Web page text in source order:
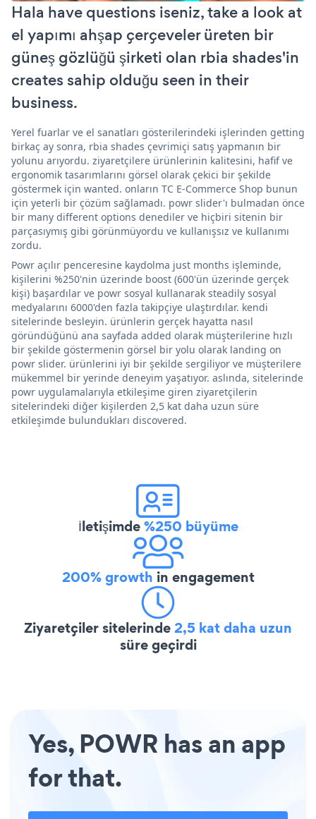
Hala have questions iseniz, take a look at
el yapımı ahşap çerçeveler üreten bir
güneş gözlüğü şirketi olan rbia shades'in
creates sahip olduğu seen in their
business.
Yerel fuarlar ve el sanatları gösterilerindeki işlerinden getting
birkaç ay sonra, rbia shades çevrimiçi satış yapmanın bir
yolunu arıyordu. ziyaretçilere ürünlerinin kalitesini, hafif ve
ergonomik tasarımlarını görsel olarak çekici bir şekilde
göstermek için wanted. onların TC E-Commerce Shop bunun
için yeterli bir çözüm sağlamadı. powr slider'ı bulmadan önce
bir many different options denediler ve hiçbiri sitenin bir
parçasıymış gibi görünmüyordu ve kullanışsız ve kullanımı
zordu.
Powr açılır penceresine kaydolma just months işleminde,
kişilerini %250'nin üzerinde boost (600'ün üzerinde gerçek
kişi) başardılar ve powr sosyal kullanarak steadily sosyal
medyalarını 6000'den fazla takipçiye ulaştırdılar. kendi
sitelerinde besleyin. ürünlerin gerçek hayatta nasıl
göründüğünü ana sayfada added olarak müşterilerine hızlı
bir şekilde göstermenin görsel bir yolu olarak landing on
powr slider. ürünlerini iyi bir şekilde sergiliyor ve müşterilere
mükemmel bir yerinde deneyim yaşatıyor. aslında, sitelerinde
powr uygulamalarıyla etkileşime giren ziyaretçilerin
sitelerindeki diğer kişilerden 2,5 kat daha uzun süre
etkileşimde bulundukları discovered.
İletişimde%250 büyüme
200% growth in engagement
Ziyaretçiler sitelerinde2,5 kat daha uzun
süre geçirdi
Yes, POWR has an app
for that.